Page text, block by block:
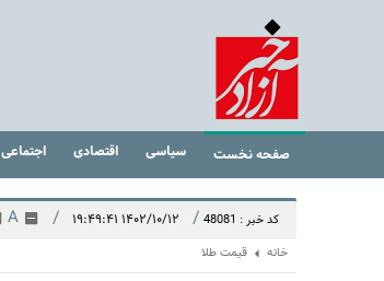
صفحه نخست سیاسی اقتصادی اجتماعی
کد خبر : 48081 / ۱۴۰۲/۱۰/۱۲ ۱۹:۴۹:۴۱ /
A
خانه قیمت طلا